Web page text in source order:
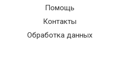
Помощь
Контакты
Обработка данных